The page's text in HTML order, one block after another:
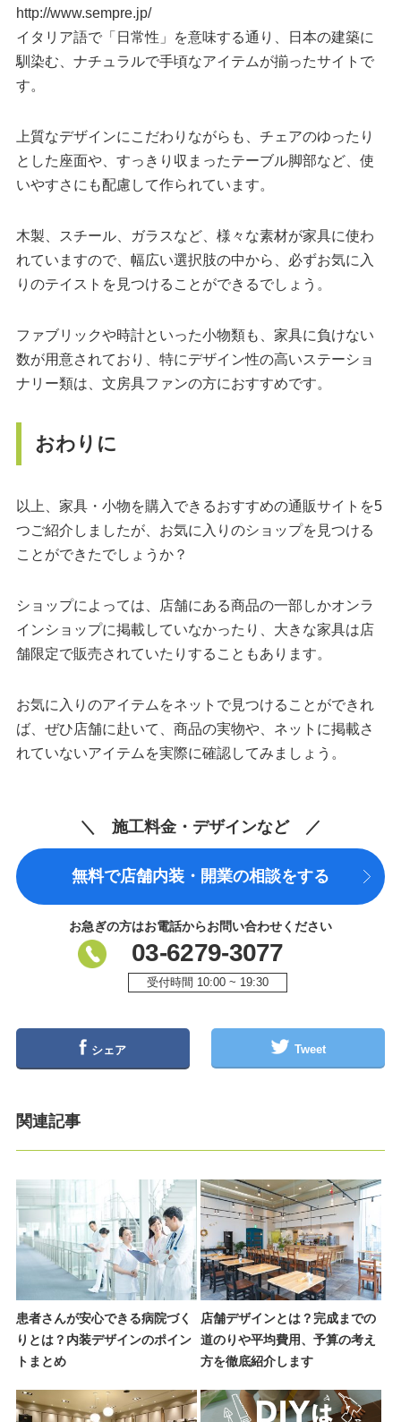
http://www.sempre.jp/
イタリア語で「日常性」を意味する通り、日本の建築に
馴染む、ナチュラルで手頃なアイテムが揃ったサイトで
す。
上質なデザインにこだわりながらも、チェアのゆったり
とした座面や、すっきり収まったテーブル脚部など、使
いやすさにも配慮して作られています。
木製、スチール、ガラスなど、様々な素材が家具に使わ
れていますので、幅広い選択肢の中から、必ずお気に入
りのテイストを見つけることができるでしょう。
ファブリックや時計といった小物類も、家具に負けない
数が用意されており、特にデザイン性の高いステーショ
ナリー類は、文房具ファンの方におすすめです。
おわりに
以上、家具・小物を購入できるおすすめの通販サイトを5
つご紹介しましたが、お気に入りのショップを見つける
ことができたでしょうか？
ショップによっては、店舗にある商品の一部しかオンラ
インショップに掲載していなかったり、大きな家具は店
舗限定で販売されていたりすることもあります。
お気に入りのアイテムをネットで見つけることができれ
ば、ぜひ店舗に赴いて、商品の実物や、ネットに掲載さ
れていないアイテムを実際に確認してみましょう。
＼ 施工料金・デザインなど ／
無料で店舗内装・開業の相談をする
お急ぎの方はお電話からお問い合わせください
03-6279-3077
受付時間 10:00 ~ 19:30
シェア Tweet
関連記事
患者さんが安心できる病院づく
りとは？内装デザインのポイン
トまとめ
店舗デザインとは？完成までの
道のりや平均費用、予算の考え
方を徹底紹介します